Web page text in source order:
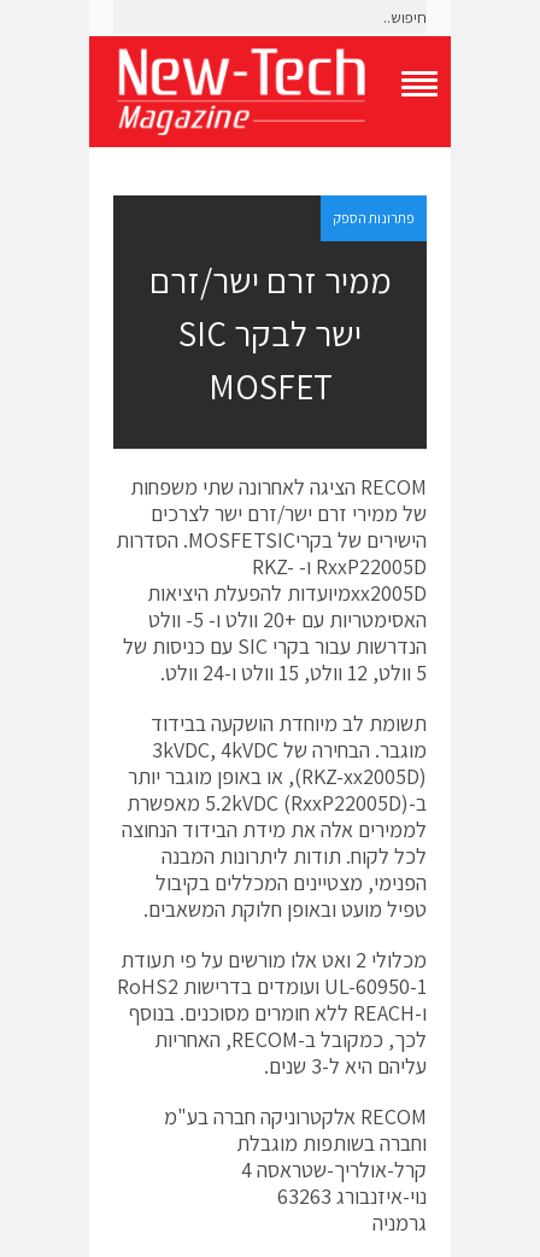
g
l
e
N
M
e
n
u
פתרונות הספק
ממיר זרם ישר/זרם
ישר לבקר SIC
MOSFET
RECOM הציגה לאחרונה שתי משפחות
של ממירי זרם ישר/זרם ישר לצרכים
הישירים של בקריMOSFETSIC. הסדרות
RxxP22005D ו- RKZ-
xx2005Dמיועדות להפעלת היציאות
האסימטריות עם +20 וולט ו- 5- וולט
הנדרשות עבור בקרי SIC עם כניסות של
5 וולט, 12 וולט, 15 וולט ו-24 וולט.
תשומת לב מיוחדת הושקעה בבידוד
מוגבר. הבחירה של 3kVDC, 4kVDC
(RKZ-xx2005D), או באופן מוגבר יותר
ב-5.2kVDC (RxxP22005D) מאפשרת
לממירים אלה את מידת הבידוד הנחוצה
לכל לקוח. תודות ליתרונות המבנה
הפנימי, מצטיינים המכללים בקיבול
טפיל מועט ובאופן חלוקת המשאבים.
מכלולי 2 ואט אלו מורשים על פי תעודת
UL-60950-1 ועומדים בדרישות RoHS2
ו-REACH ללא חומרים מסוכנים. בנוסף
לכך, כמקובל ב-RECOM, האחריות
עליהם היא ל-3 שנים.
RECOM אלקטרוניקה חברה בע"מ
וחברה בשותפות מוגבלת
קרל-אולריך-שטראסה 4
נוי-איזנבורג 63263
גרמניה